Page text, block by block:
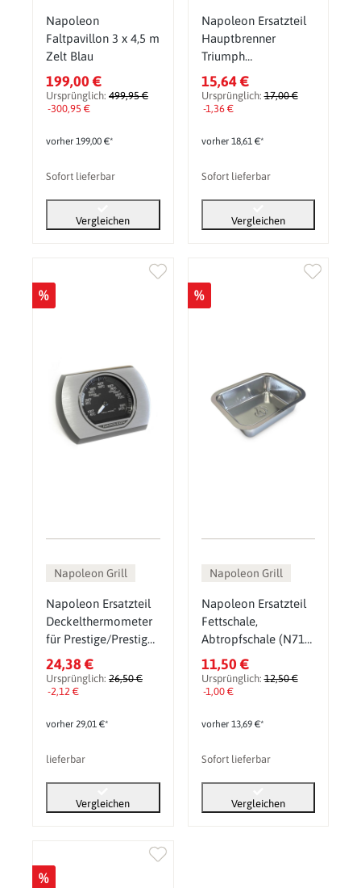
Napoleon
Faltpavillon 3 x 4,5 m
Zelt Blau
199,00 €
Ursprünglich: 499,95 €
-300,95 €
vorher 199,00 €*
Sofort lieferbar
Vergleichen
Napoleon Ersatzteil
Hauptbrenner
Triumph
325/410/495 (Z100-
0003-50)
15,64 €
Ursprünglich:17,00 €
-1,36 €
vorher 18,61 €*
Sofort lieferbar
Vergleichen
%
Napoleon Grill
Napoleon Ersatzteil
Deckelthermometer
für Prestige/Prestige
Pro (N685-0004)
24,38 €
Ursprünglich: 26,50 €
-2,12 €
vorher 29,01 €*
lieferbar
Vergleichen
%
Napoleon Grill
Napoleon Ersatzteil
Fettschale,
Abtropfschale (N710-
0062)
11,50 €
Ursprünglich:12,50 €
-1,00 €
vorher 13,69 €*
Sofort lieferbar
Vergleichen
%